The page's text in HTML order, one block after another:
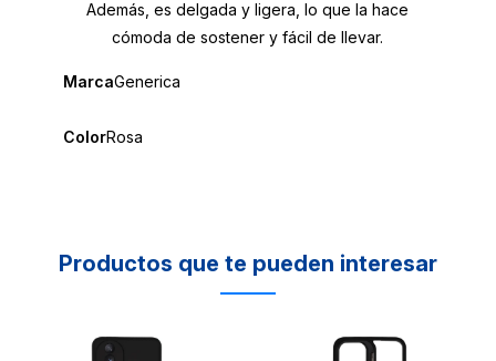
Además, es delgada y ligera, lo que la hace
cómoda de sostener y fácil de llevar.
MarcaGenerica
ColorRosa
Productos que te pueden interesar